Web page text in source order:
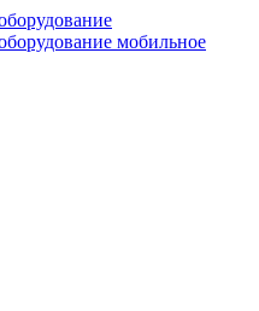
мобильное